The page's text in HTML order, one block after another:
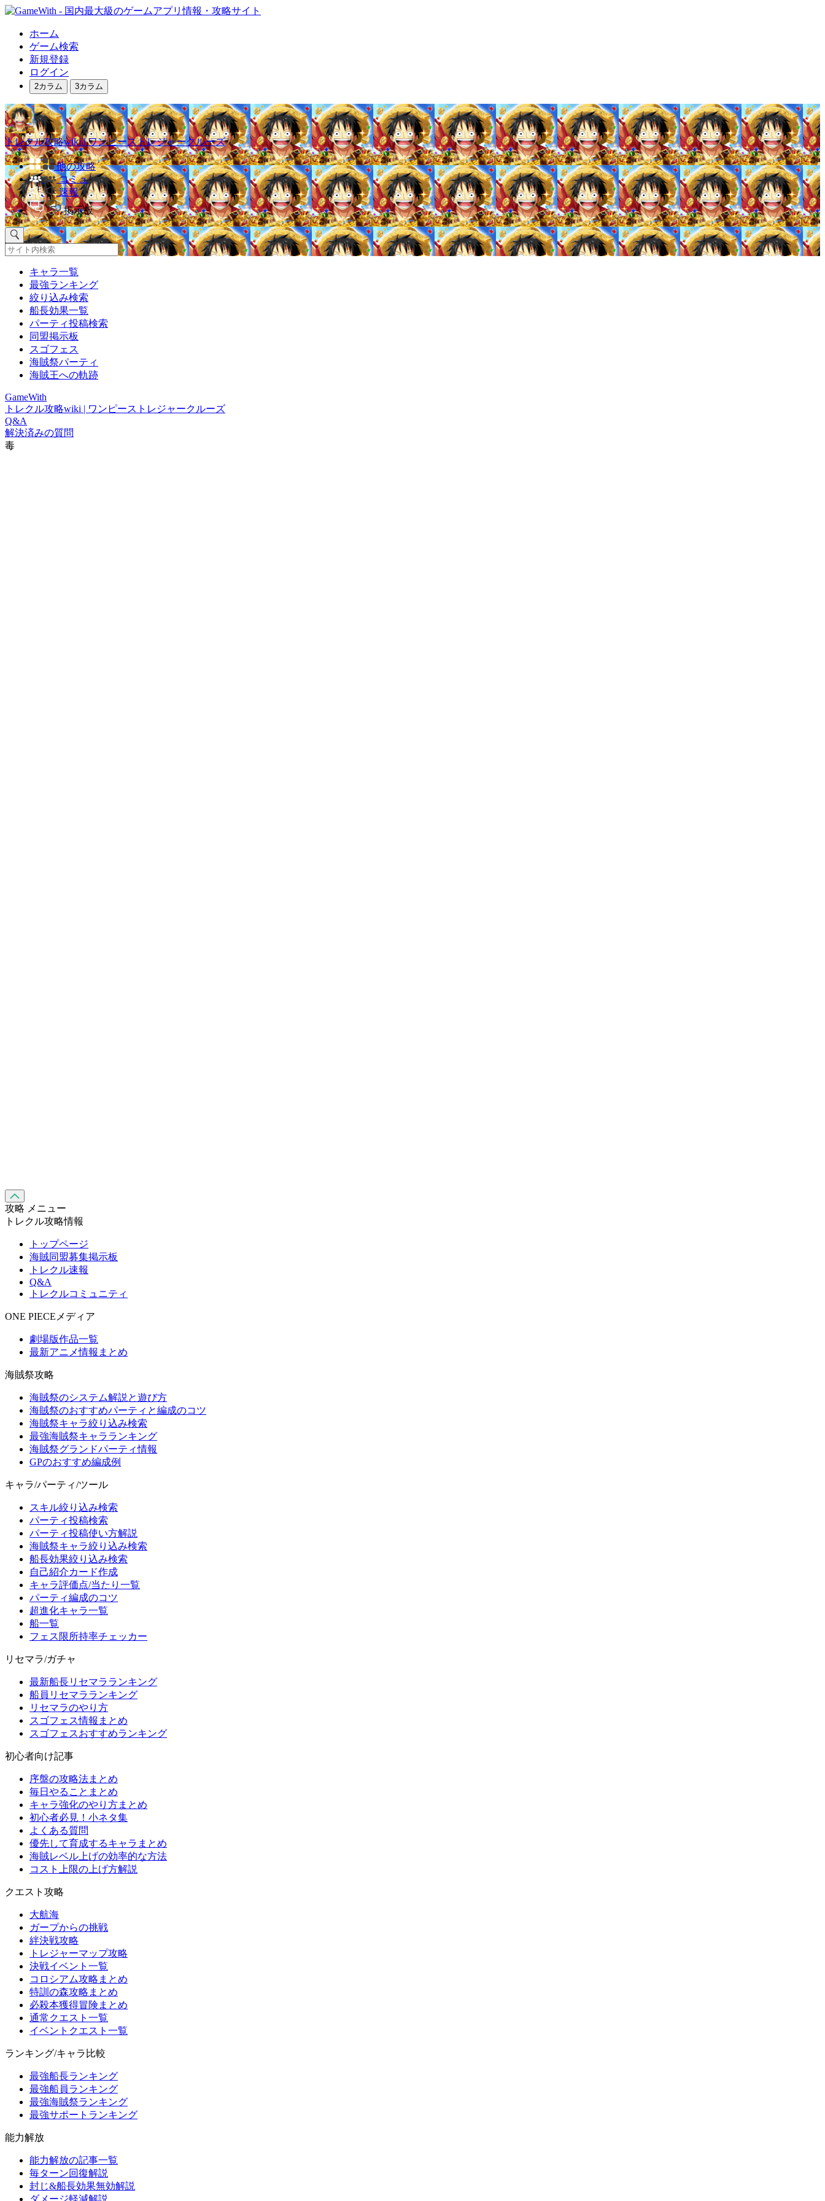
ホーム
ゲーム検索
新規登録
ログイン
2カラム 3カラム
トレクル攻略wiki | ワンピーストレジャークルーズ
他の攻略
コミュ
速報
掲示板
キャラ一覧
最強ランキング
絞り込み検索
船長効果一覧
パーティ投稿検索
同盟掲示板
スゴフェス
海賊祭パーティ
海賊王への軌跡
GameWith
トレクル攻略wiki | ワンピーストレジャークルーズ
Q&A
解決済みの質問
毒
攻略 メニュー
トレクル攻略情報
トップページ
海賊同盟募集掲示板
トレクル速報
Q&A
トレクルコミュニティ
ONE PIECEメディア
劇場版作品一覧
最新アニメ情報まとめ
海賊祭攻略
海賊祭のシステム解説と遊び方
海賊祭のおすすめパーティと編成のコツ
海賊祭キャラ絞り込み検索
最強海賊祭キャラランキング
海賊祭グランドパーティ情報
GPのおすすめ編成例
キャラ/パーティ/ツール
スキル絞り込み検索
パーティ投稿検索
パーティ投稿使い方解説
海賊祭キャラ絞り込み検索
船長効果絞り込み検索
自己紹介カード作成
キャラ評価点/当たり一覧
パーティ編成のコツ
超進化キャラ一覧
船一覧
フェス限所持率チェッカー
リセマラ/ガチャ
最新船長リセマラランキング
船員リセマラランキング
リセマラのやり方
スゴフェス情報まとめ
スゴフェスおすすめランキング
初心者向け記事
序盤の攻略法まとめ
毎日やることまとめ
キャラ強化のやり方まとめ
初心者必見！小ネタ集
よくある質問
優先して育成するキャラまとめ
海賊レベル上げの効率的な方法
コスト上限の上げ方解説
クエスト攻略
大航海
ガープからの挑戦
絆決戦攻略
トレジャーマップ攻略
決戦イベント一覧
コロシアム攻略まとめ
特訓の森攻略まとめ
必殺本獲得冒険まとめ
通常クエスト一覧
イベントクエスト一覧
ランキング/キャラ比較
最強船長ランキング
最強船員ランキング
最強海賊祭ランキング
最強サポートランキング
能力解放
能力解放の記事一覧
毎ターン回復解説
封じ&船長効果無効解説
ダメージ軽減解説